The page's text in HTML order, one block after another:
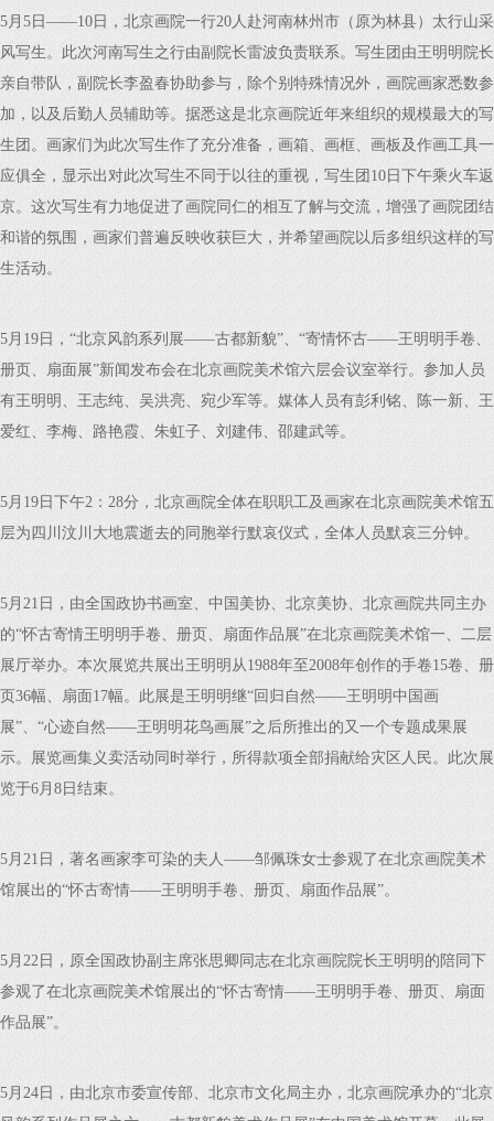
5月5日——10日，北京画院一行20人赴河南林州市（原为林县）太行山采
风写生。此次河南写生之行由副院长雷波负责联系。写生团由王明明院长
亲自带队，副院长李盈春协助参与，除个别特殊情况外，画院画家悉数参
加，以及后勤人员辅助等。据悉这是北京画院近年来组织的规模最大的写
生团。画家们为此次写生作了充分准备，画箱、画框、画板及作画工具一
应俱全，显示出对此次写生不同于以往的重视，写生团10日下午乘火车返
京。这次写生有力地促进了画院同仁的相互了解与交流，增强了画院团结
和谐的氛围，画家们普遍反映收获巨大，并希望画院以后多组织这样的写
生活动。
5月19日，“北京风韵系列展——古都新貌”、“寄情怀古——王明明手卷、
册页、扇面展”新闻发布会在北京画院美术馆六层会议室举行。参加人员
有王明明、王志纯、吴洪亮、宛少军等。媒体人员有彭利铭、陈一新、王
爱红、李梅、路艳霞、朱虹子、刘建伟、邵建武等。
5月19日下午2：28分，北京画院全体在职职工及画家在北京画院美术馆五
层为四川汶川大地震逝去的同胞举行默哀仪式，全体人员默哀三分钟。
5月21日，由全国政协书画室、中国美协、北京美协、北京画院共同主办
的“怀古寄情王明明手卷、册页、扇面作品展”在北京画院美术馆一、二层
展厅举办。本次展览共展出王明明从1988年至2008年创作的手卷15卷、册
页36幅、扇面17幅。此展是王明明继“回归自然——王明明中国画
展”、“心迹自然——王明明花鸟画展”之后所推出的又一个专题成果展
示。展览画集义卖活动同时举行，所得款项全部捐献给灾区人民。此次展
览于6月8日结束。
5月21日，著名画家李可染的夫人——邹佩珠女士参观了在北京画院美术
馆展出的“怀古寄情——王明明手卷、册页、扇面作品展”。
5月22日，原全国政协副主席张思卿同志在北京画院院长王明明的陪同下
参观了在北京画院美术馆展出的“怀古寄情——王明明手卷、册页、扇面
作品展”。
5月24日，由北京市委宣传部、北京市文化局主办，北京画院承办的“北京